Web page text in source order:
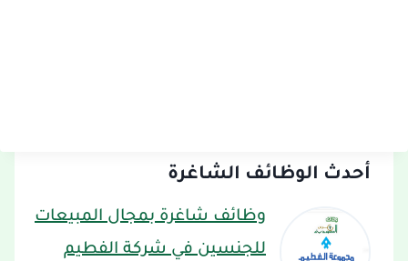
أحدث الوظائف الشاغرة
وظائف شاغرة بمجال المبيعات
للجنسين في شركة الفطيم